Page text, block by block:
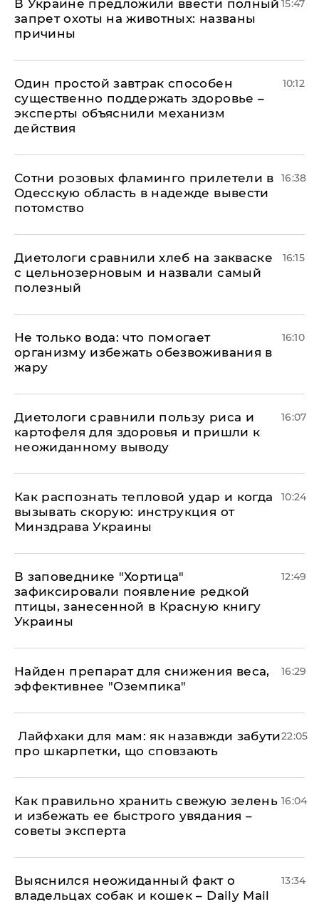
В Украине предложили ввести полный
запрет охоты на животных: названы
причины
15:47
Один простой завтрак способен
существенно поддержать здоровье –
эксперты объяснили механизм
действия
10:12
Сотни розовых фламинго прилетели в
Одесскую область в надежде вывести
потомство
16:38
Диетологи сравнили хлеб на закваске
с цельнозерновым и назвали самый
полезный
16:15
Не только вода: что помогает
организму избежать обезвоживания в
жару
16:10
Диетологи сравнили пользу риса и
картофеля для здоровья и пришли к
неожиданному выводу
16:07
Как распознать тепловой удар и когда
вызывать скорую: инструкция от
Минздрава Украины
10:24
В заповеднике "Хортица"
зафиксировали появление редкой
птицы, занесенной в Красную книгу
Украины
12:49
Найден препарат для снижения веса,
эффективнее "Оземпика"
16:29
​ Лайфхаки для мам: як назавжди забути
про шкарпетки, що сповзають
22:05
Как правильно хранить свежую зелень
и избежать ее быстрого увядания –
советы эксперта
16:04
Выяснился неожиданный факт о
владельцах собак и кошек – Daily Mail
13:34